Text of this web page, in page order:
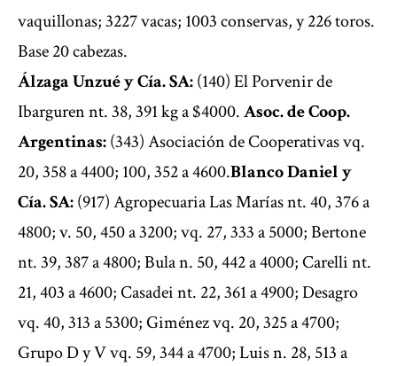
vaquillonas; 3227 vacas; 1003 conservas, y 226 toros.
Base 20 cabezas.
Álzaga Unzué y Cía. SA:(140) El Porvenir de
Ibarguren nt. 38, 391 kg a $4000.Asoc. de Coop.
Argentinas:(343) Asociación de Cooperativas vq.
20, 358 a 4400; 100, 352 a 4600.Blanco Daniel y
Cía. SA:(917) Agropecuaria Las Marías nt. 40, 376 a
4800; v. 50, 450 a 3200; vq. 27, 333 a 5000; Bertone
nt. 39, 387 a 4800; Bula n. 50, 442 a 4000; Carelli nt.
21, 403 a 4600; Casadei nt. 22, 361 a 4900; Desagro
vq. 40, 313 a 5300; Giménez vq. 20, 325 a 4700;
Grupo D y V vq. 59, 344 a 4700; Luis n. 28, 513 a